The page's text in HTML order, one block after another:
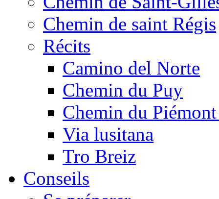
Chemin de saint Régis
Récits
Camino del Norte
Chemin du Puy
Chemin du
Via lusitana
Tro Breiz
Conseils